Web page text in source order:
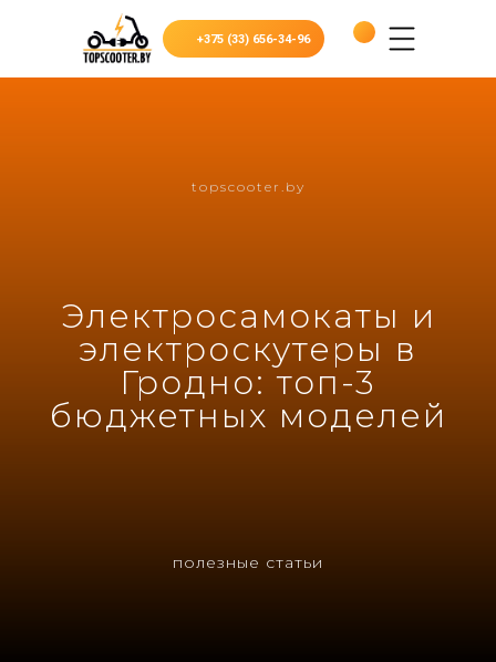
+375 (33) 656-34-96
Электросамокаты и
электроскутеры в
Гродно: топ-3
бюджетных моделей
topscooter.by
полезные статьи